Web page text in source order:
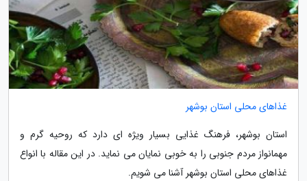
غذاهای محلی استان بوشهر
استان بوشهر، فرهنگ غذایی بسیار ویژه ای دارد که روحیه گرم و
مهمانواز مردم جنوبی را به خوبی نمایان می نماید. در این مقاله با انواع
غذاهای محلی استان بوشهر آشنا می شویم.